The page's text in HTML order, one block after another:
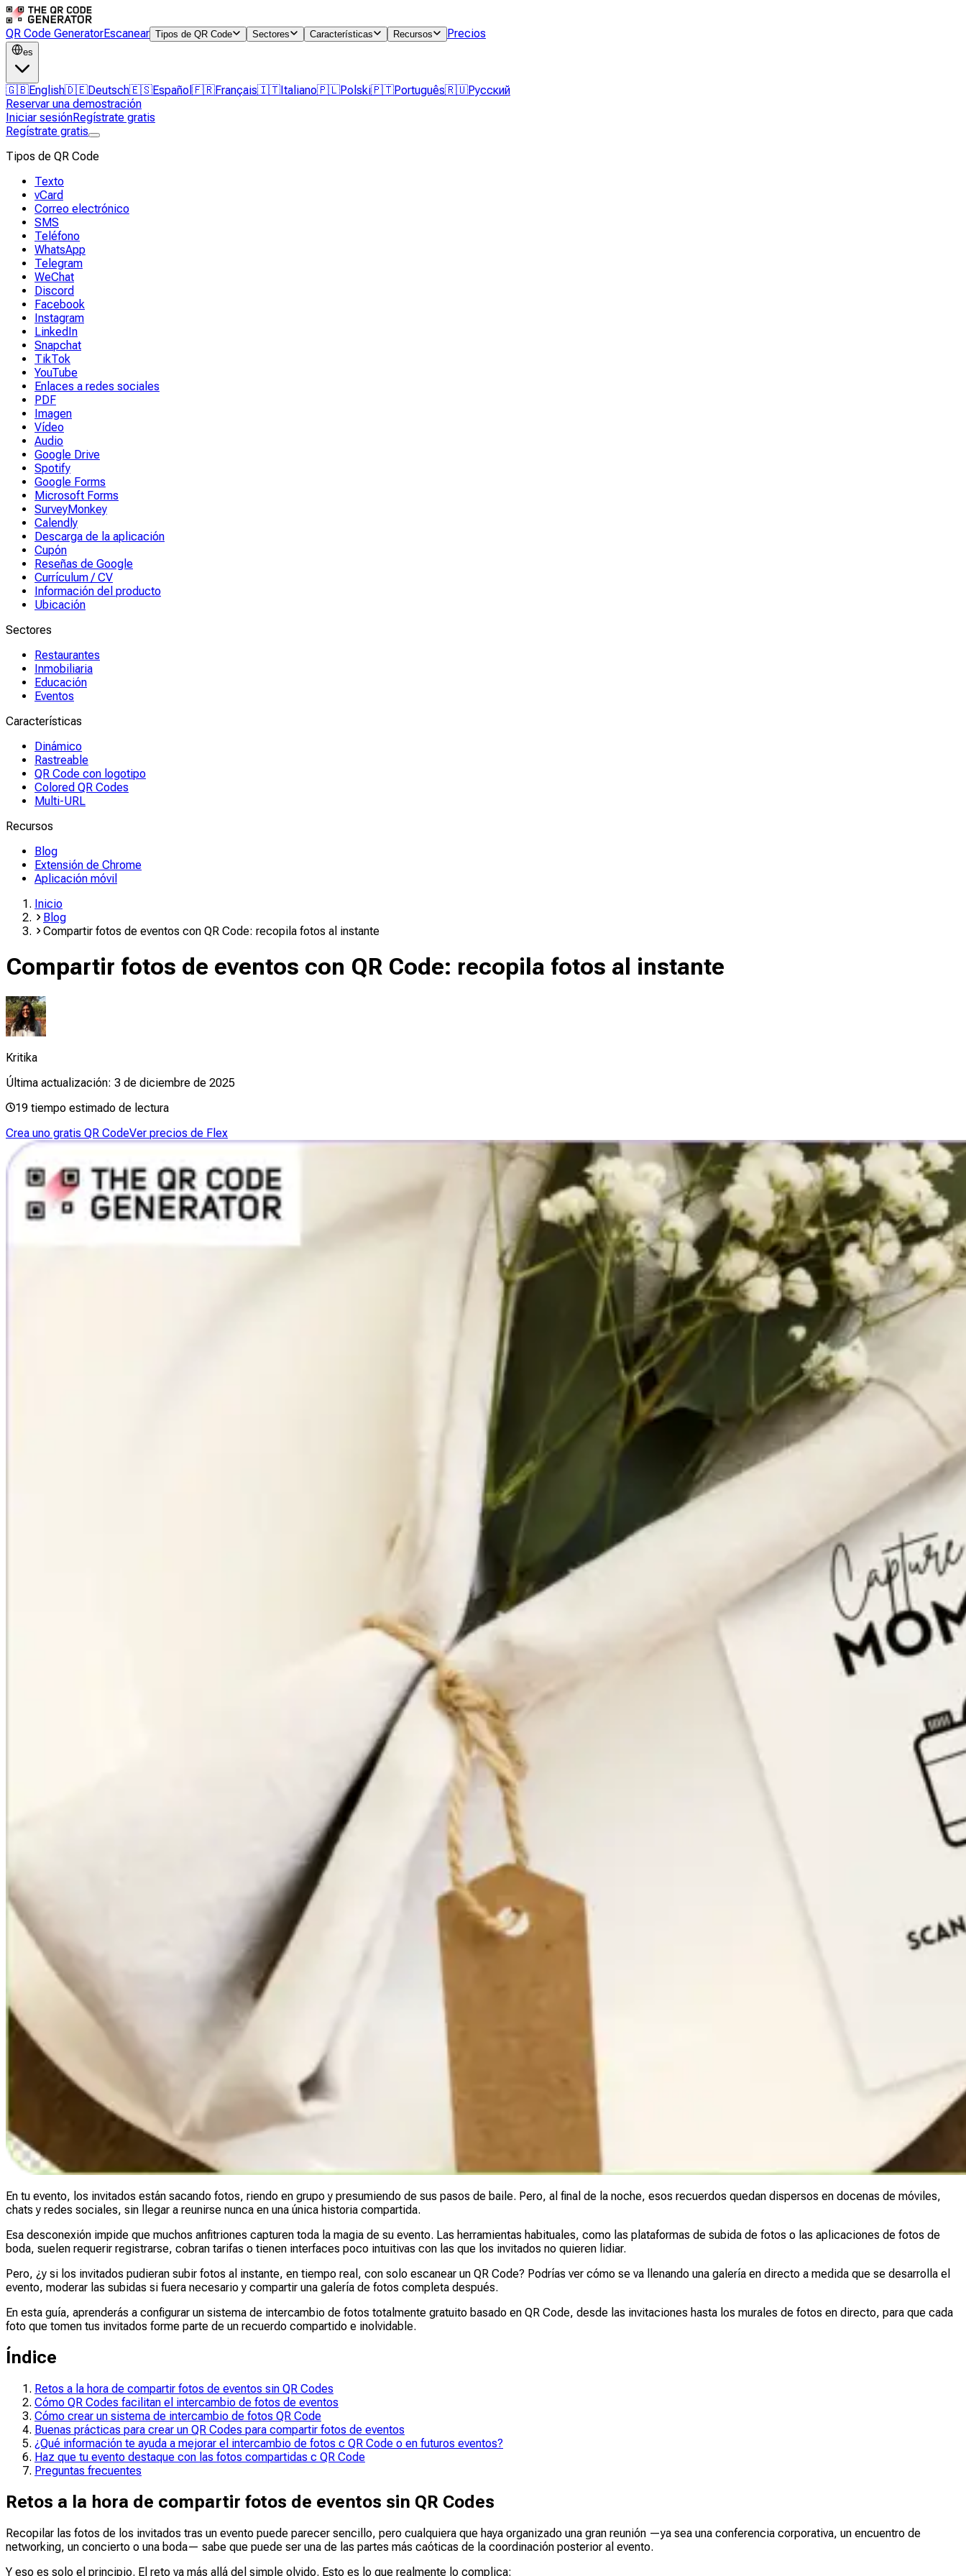
QR Code GeneratorEscanear Tipos de QR Code Sectores Características Recursos Precios
es
🇬🇧English🇩🇪Deutsch🇪🇸Español 🇫🇷Français🇮🇹Italiano🇵🇱Polski🇵🇹Português🇷🇺Русский
Reservar una demostración
Iniciar sesiónRegístrate gratis
Regístrate gratis
Tipos de QR Code
Texto
vCard
Correo electrónico
SMS
Teléfono
WhatsApp
Telegram
WeChat
Discord
Facebook
Instagram
LinkedIn
Snapchat
TikTok
YouTube
Enlaces a redes sociales
PDF
Imagen
Vídeo
Audio
Google Drive
Spotify
Google Forms
Microsoft Forms
SurveyMonkey
Calendly
Descarga de la aplicación
Cupón
Reseñas de Google
Currículum / CV
Información del producto
Ubicación
Sectores
Restaurantes
Inmobiliaria
Educación
Eventos
Características
Dinámico
Rastreable
QR Code con logotipo
Colored QR Codes
Multi-URL
Recursos
Blog
Extensión de Chrome
Aplicación móvil
Inicio
Blog
Compartir fotos de eventos con QR Code: recopila fotos al instante
Compartir fotos de eventos con QR Code: recopila fotos al instante
Kritika
Última actualización: 3 de diciembre de 2025
19 tiempo estimado de lectura
Crea uno gratis QR CodeVer precios de Flex
En tu evento, los invitados están sacando fotos, riendo en grupo y presumiendo de sus pasos de baile. Pero, al final de la noche, esos recuerdos quedan dispersos en docenas de móviles,
chats y redes sociales, sin llegar a reunirse nunca en una única historia compartida.
Esa desconexión impide que muchos anfitriones capturen toda la magia de su evento. Las herramientas habituales, como las plataformas de subida de fotos o las aplicaciones de fotos de
boda, suelen requerir registrarse, cobran tarifas o tienen interfaces poco intuitivas con las que los invitados no quieren lidiar.
Pero, ¿y si los invitados pudieran subir fotos al instante, en tiempo real, con solo escanear un QR Code? Podrías ver cómo se va llenando una galería en directo a medida que se desarrolla el
evento, moderar las subidas si fuera necesario y compartir una galería de fotos completa después.
En esta guía, aprenderás a configurar un sistema de intercambio de fotos totalmente gratuito basado en QR Code, desde las invitaciones hasta los murales de fotos en directo, para que cada
foto que tomen tus invitados forme parte de un recuerdo compartido e inolvidable.
Índice
Retos a la hora de compartir fotos de eventos sin QR Codes
Cómo QR Codes facilitan el intercambio de fotos de eventos
Cómo crear un sistema de intercambio de fotos QR Code
Buenas prácticas para crear un QR Codes para compartir fotos de eventos
¿Qué información te ayuda a mejorar el intercambio de fotos c QR Code o en futuros eventos?
Haz que tu evento destaque con las fotos compartidas c QR Code
Preguntas frecuentes
Retos a la hora de compartir fotos de eventos sin QR Codes
Recopilar las fotos de los invitados tras un evento puede parecer sencillo, pero cualquiera que haya organizado una gran reunión —ya sea una conferencia corporativa, un encuentro de
networking, un concierto o una boda— sabe que puede ser una de las partes más caóticas de la coordinación posterior al evento.
Y eso es solo el principio. El reto va más allá del simple olvido. Esto es lo que realmente lo complica: